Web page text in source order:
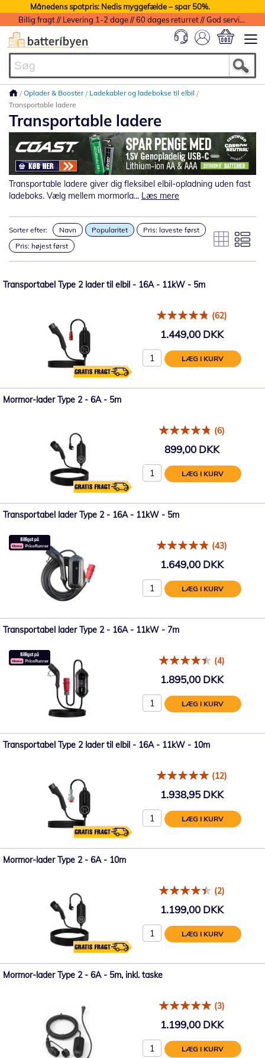
Månedens spotpris: Nedis myggefælde – spar 50%.
Billig fragt // Levering 1-2 dage // 60 dages returret // God service med garanti
Oplader & Booster
Ladekabler og ladebokse til elbil
Transportable ladere
Transportable ladere
Transportable ladere giver dig fleksibel elbil-opladning uden fast
ladeboks. Vælg mellem mormorla... Læs mere
Sorter efter: Navn Popularitet
Pris: laveste først
Pris: højest først
Transportabel Type 2 lader til elbil - 16A - 11kW - 5m
(62)
1.449,00 DKK
LÆG I KURV
Mormor-lader Type 2 - 6A - 5m
(6)
899,00 DKK
LÆG I KURV
Transportabel lader Type 2 - 16A - 11kW - 5m
(43)
1.649,00 DKK
LÆG I KURV
Transportabel lader Type 2 - 16A - 11kW - 7m
(4)
1.895,00 DKK
LÆG I KURV
Transportabel Type 2 lader til elbil - 16A - 11kW - 10m
(12)
1.938,95 DKK
LÆG I KURV
Mormor-lader Type 2 - 6A - 10m
(2)
1.199,00 DKK
LÆG I KURV
Mormor-lader Type 2 - 6A - 5m, inkl. taske
(3)
1.199,00 DKK
LÆG I KURV